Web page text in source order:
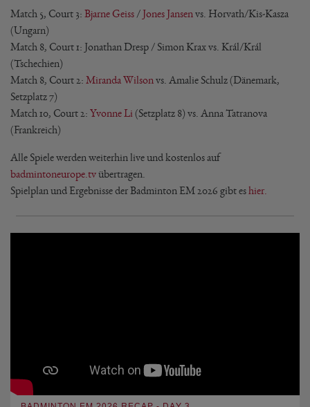
Match 5, Court 3: Bjarne Geiss / Jones Jansen vs. Horvath/Kis-Kasza
(Ungarn)
Match 8, Court 1: Jonathan Dresp / Simon Krax vs. Král/Král
(Tschechien)
Match 8, Court 2: Miranda Wilson vs. Amalie Schulz (Dänemark,
Setzplatz 7)
Match 10, Court 2: Yvonne Li (Setzplatz 8) vs. Anna Tatranova
(Frankreich)
Alle Spiele werden weiterhin live und kostenlos auf
badmintoneurope.tvübertragen.
Spielplan und Ergebnisse der Badminton EM 2026 gibt eshier.